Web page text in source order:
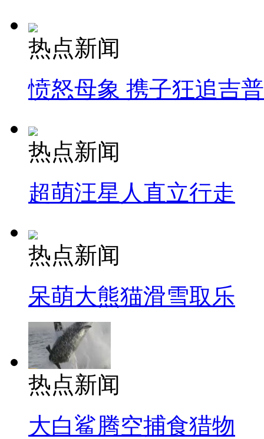
热点新闻
愤怒母象 携子狂追吉
热点新闻
超萌汪星人直立行走
热点新闻
呆萌大熊猫滑雪取乐
热点新闻
大白鲨腾空捕食猎物